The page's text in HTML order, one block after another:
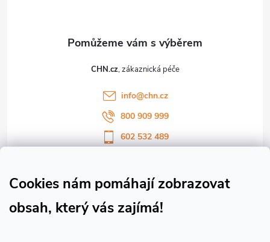
Cookies nám pomáhají zobrazovat
obsah, který vás zajímá!
CHN.cz
info@chn.cz
800 909 999
602 532 489
Sledujte náš vlog CHN_CZ